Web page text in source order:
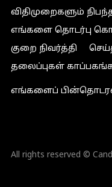
விதிமுறைகளும்
எங்களை தொடர்பு
குறை நிவர்த்தி
தலைப்புகள்
எங்களைப்
All rights reserved ©